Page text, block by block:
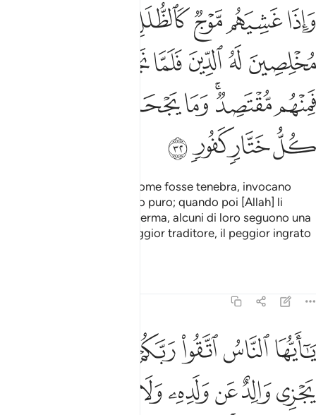
واذا غشيهم موج كالظلل دعوا الله مخلصين له الدين فلما نجاهم الى
وَإِذَا غَشِيَهُم مَّوْجٌۭ كَٱلظُّلَلِ دَعَوُا۟ ٱللَّهَ مُخْلِصِينَ لَهُ ٱلدِّينَ فَلَمَّا
ﲂﲃﲄﲅ
ﲈﲉﲊﲋﲌ
ﲏﲐﲑﲒﲓ
ﲖﲗﲘﲙ
Quando li copre un’onda come fosse tenebra, invocano
Allah e Gli rendono un culto puro; quando poi [Allah] li
mette al sicuro sulla terra ferma, alcuni di loro seguono una
. Solo il peggior traditore, il peggior ingrato
يا ايها الناس اتقوا ربكم واخشوا يوما لا يجزي والد عن ولده ولا مولود
يَـٰٓأَيُّهَا ٱلنَّاسُ ٱتَّقُوا۟ رَبَّكُمْ وَٱخْشَوْا۟ يَوْمًۭا لَّا يَجْزِى
ﲚﲛﲜﲝ
ﲡﲢﲣﲤﲥ